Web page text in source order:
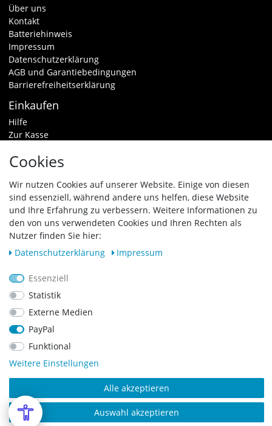
Über uns
Kontakt
Batteriehinweis
Impressum
Datenschutzerklärung
AGB und Garantiebedingungen
Barrierefreiheitserklärung
Einkaufen
Hilfe
Zur Kasse
Zahlungsarten & Versand
Vertrag widerrufen
Zahlungsarten
Copyright © 2023 SCHARF metall design GmbH. Alle Rechte vorbehalten.
Cookies
Wir nutzen Cookies auf unserer Website. Einige von diesen
sind essenziell, während andere uns helfen, diese Website
und Ihre Erfahrung zu verbessern. Weitere Informationen zu
den von uns verwendeten Cookies und Ihren Rechten als
Nutzer finden Sie hier:
Daten­schutz­erklärung
Impressum
Essenziell
Statistik
Externe Medien
PayPal
Funktional
Weitere Einstellungen
Alle akzeptieren
Auswahl akzeptieren